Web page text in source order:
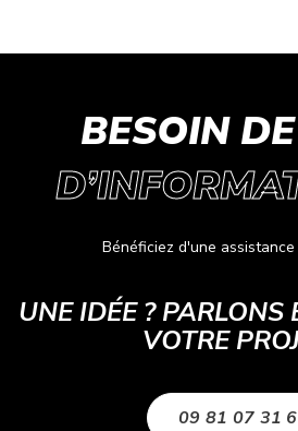
BESOIN
Bénéficiez d'une
UNE IDÉE ? PARLONS
VOTRE
09 81 07 31